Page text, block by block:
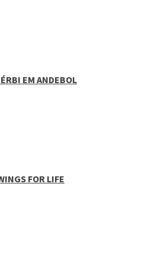
EM ANDEBOL
FOR LIFE